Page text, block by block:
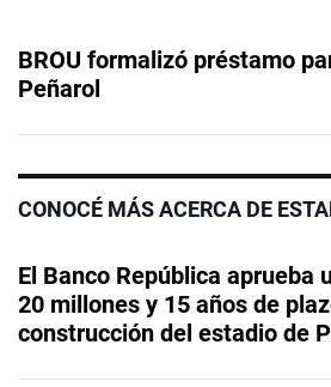
BROU formalizó préstamo
Peñarol
CONOCÉ MÁS ACERCA DE
El Banco República aprueba
20 millones y 15 años de
construcción del estadio de